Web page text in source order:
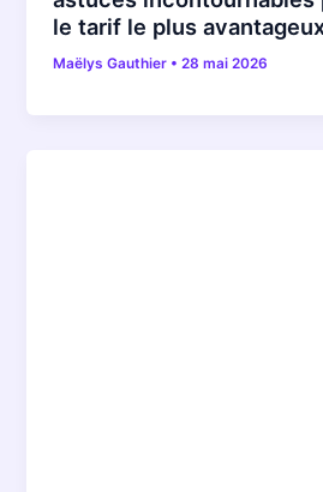
le tarif le plus
Maëlys Gauthier •28 mai 2026